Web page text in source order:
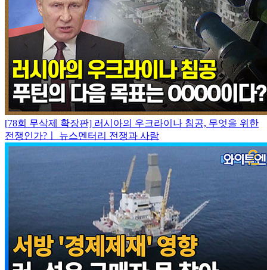
[78회 무삭제 확장판] 러시아의 우크라이나 침공, 무엇을 위한
전쟁인가?ㅣ 뉴스멘터리 전쟁과 사람